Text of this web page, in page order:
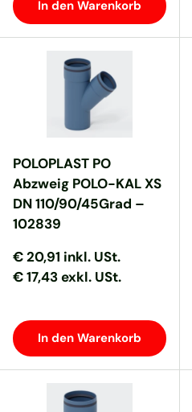
In den Warenkorb
POLOPLAST PO
Abzweig POLO-KAL XS
DN 110/90/45Grad –
102839
Normaler Preis
Normaler Preis
€ 20,91 inkl. USt.
€ 17,43 exkl. USt.
In den Warenkorb